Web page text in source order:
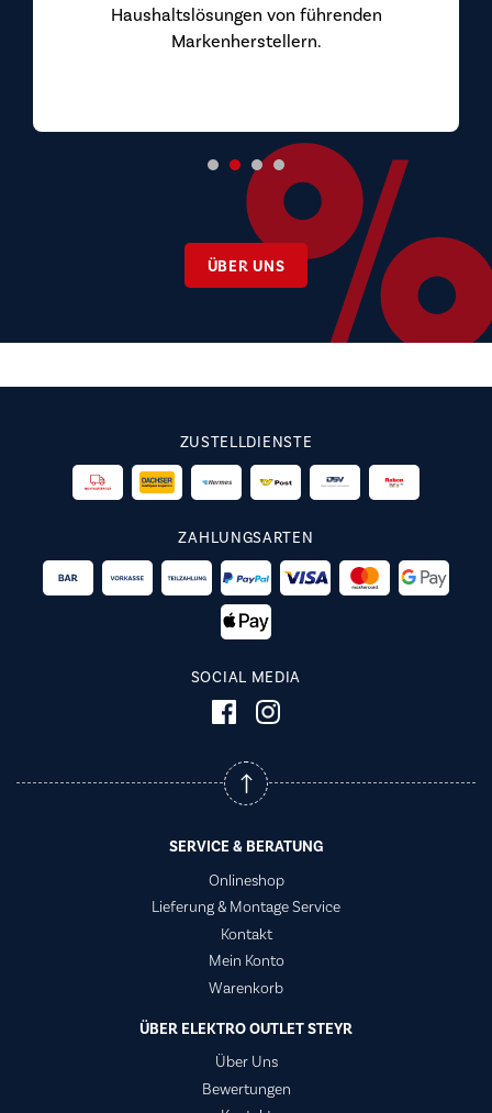
Haushaltslösungen von führenden
Markenherstellern.
ÜBER UNS
ZUSTELLDIENSTE
ZAHLUNGSARTEN
SOCIAL MEDIA
SERVICE & BERATUNG
Onlineshop
Lieferung & Montage Service
Kontakt
Mein Konto
Warenkorb
ÜBER ELEKTRO OUTLET STEYR
Über Uns
Bewertungen